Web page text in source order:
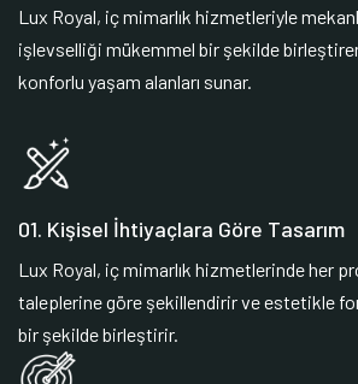
Lux Royal, iç mimarlık hizmetleriyle
işlevselliği mükemmel bir şekilde
konforlu yaşam alanları sunar.
01. Kişisel İhtiyaçlara Göre Tasarım
Lux Royal, iç mimarlık hizmetlerinde her
taleplerine göre şekillendirir ve estetikle
bir şekilde birleştirir.